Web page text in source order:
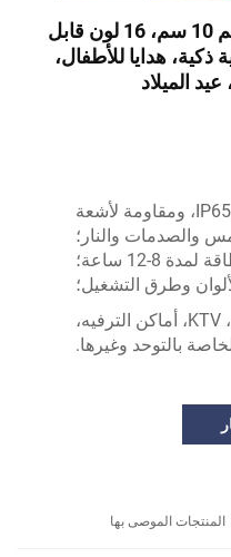
مكعب إضاءة ذكي LED بحجم 10 سم، 16 لون قابل
ذكية، هدايا للأطفال،
الميلاد
متينة، مقاومة للماء بدرجة IP65، ومقاومة لأشعة
والصدمات والنار؛
8-12 ساعة؛
وطرق التشغيل؛
المنزل، الحانات، KTV، أماكن الترفيه،
بالتوحد وغيرها.
المنتجات الموصى بها